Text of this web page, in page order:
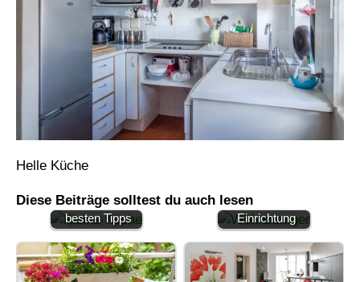
Helle Küche
Diese Beiträge solltest du auch lesen
Räume – die
besten Tipps
Wohnzimmer
Einrichtung